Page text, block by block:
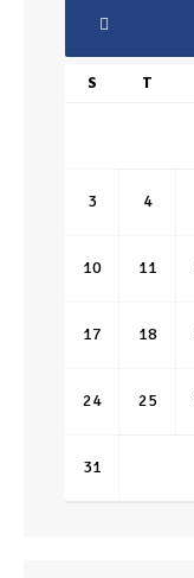
S T
3 4
10 11
17 18
24 25
31